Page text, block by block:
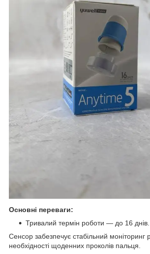
Основні переваги:
Тривалий термін роботи — до 16 днів.
Сенсор забезпечує стабільний моніторинг
необхідності щоденних проколів пальця.